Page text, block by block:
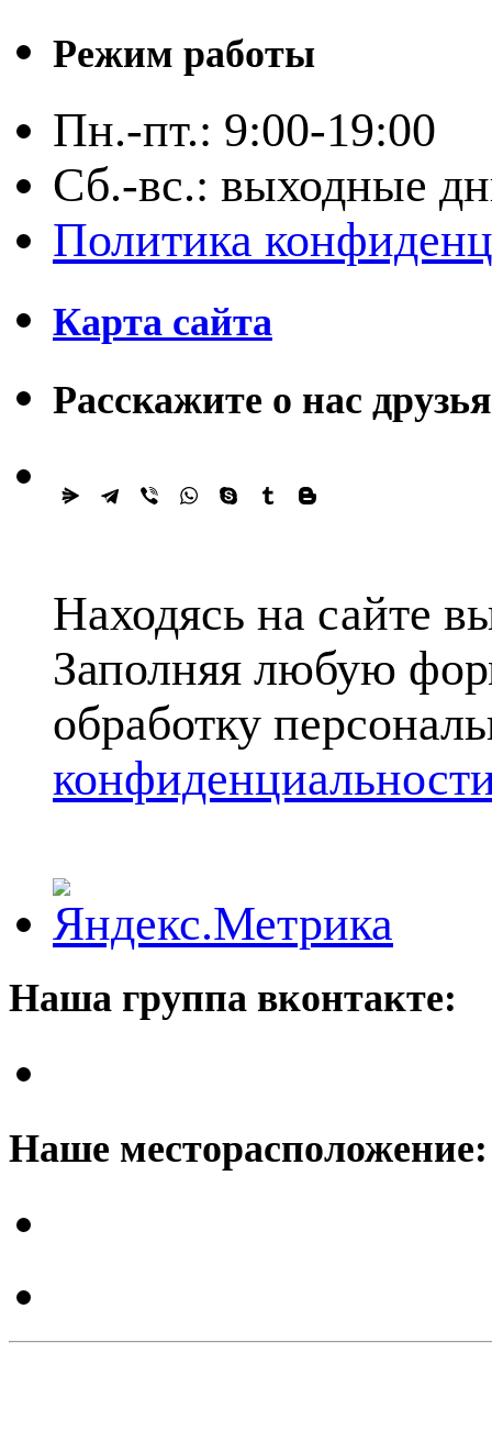
Режим работы
Пн.-пт.: 9:00-19:00
Сб.-вс.: выходные
Политика
Карта сайта
Расскажите о нас
Находясь на сайте
Заполняя любую
обработку
Наша группа вконтакте:
Наше месторасположение: